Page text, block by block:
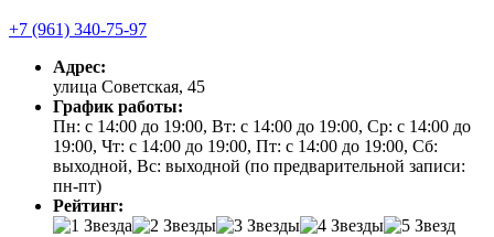
+7 (961) 340-75-97
Адрес:
улица Советская, 45
График работы:
Пн: с 14:00 до 19:00, Вт: с 14:00 до 19:00, Ср: с 14:00 до
19:00, Чт: с 14:00 до 19:00, Пт: с 14:00 до 19:00, Сб:
выходной, Вс: выходной (по предварительной записи:
пн-пт)
Рейтинг: